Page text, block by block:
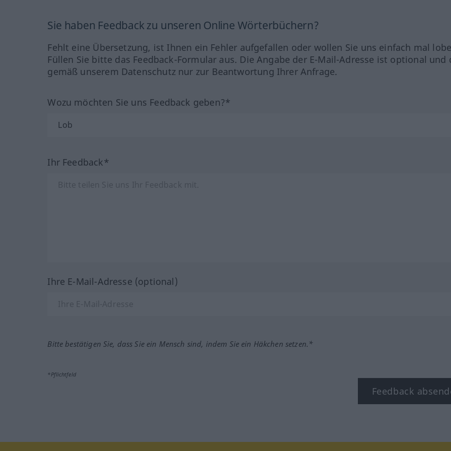
Sie haben Feedback zu unseren Online Wörterbüchern?
Fehlt eine Übersetzung, ist Ihnen ein Fehler aufgefallen oder wollen Sie uns einfach mal
Füllen Sie bitte das Feedback-Formular aus. Die Angabe der E-Mail-Adresse ist optional und
gemäß unserem Datenschutz nur zur Beantwortung Ihrer Anfrage.
Wozu möchten Sie uns Feedback geben?*
Ihr Feedback*
Ihre E-Mail-Adresse (optional)
Bitte bestätigen Sie, dass Sie ein Mensch sind, indem Sie ein Häkchen setzen.*
*Pflichtfeld
Feedback